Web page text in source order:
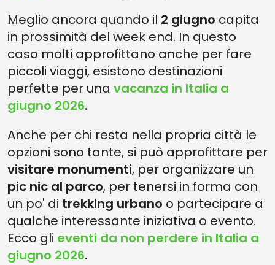
Meglio ancora quando il 2 giugno capita
in prossimità del week end. In questo
caso molti approfittano anche per fare
piccoli viaggi, esistono destinazioni
perfette per una vacanza in Italia a
giugno 2026.
Anche per chi resta nella propria città le
opzioni sono tante, si può approfittare per
visitare monumenti, per organizzare un
pic nic al parco, per tenersi in forma con
un po' di trekking urbano o partecipare a
qualche interessante iniziativa o evento.
Ecco gli eventi da non perdere in Italia a
giugno 2026.